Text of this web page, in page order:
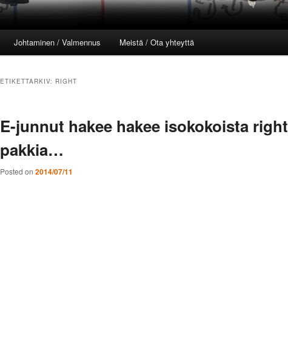
Johtaminen / Valmennus Meistä / Ota yhteyttä
ETIKETTARKIV: RIGHT
E-junnut hakee hakee isokokoista right
pakkia…
Posted on 2014/07/11